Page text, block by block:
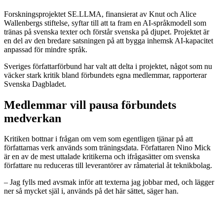
Forskningsprojektet SE.LLMA, finansierat av Knut och Alice
Wallenbergs stiftelse, syftar till att ta fram en AI-språkmodell som
tränas på svenska texter och förstår svenska på djupet. Projektet är
en del av den bredare satsningen på att bygga inhemsk AI-kapacitet
anpassad för mindre språk.
Sveriges författarförbund har valt att delta i projektet, något som nu
väcker stark kritik bland förbundets egna medlemmar, rapporterar
Svenska Dagbladet.
Medlemmar vill pausa förbundets
medverkan
Kritiken bottnar i frågan om vem som egentligen tjänar på att
författarnas verk används som träningsdata. Författaren Nino Mick
är en av de mest uttalade kritikerna och ifrågasätter om svenska
författare nu reduceras till leverantörer av råmaterial åt teknikbolag.
– Jag fylls med avsmak inför att texterna jag jobbar med, och lägger
ner så mycket själ i, används på det här sättet, säger han.